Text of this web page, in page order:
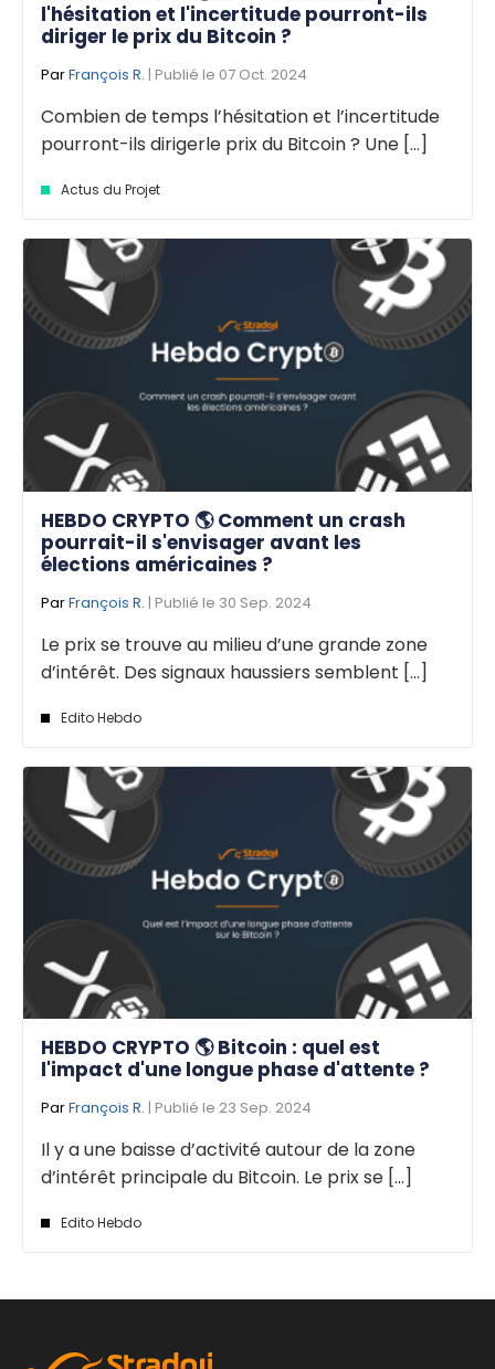
l'hésitation et l'incertitude pourront-ils
diriger le prix du Bitcoin ?
ParFrançois R. | Publié le 07 Oct. 2024
Combien de temps l’hésitation et l’incertitude
pourront-ils dirigerle prix du Bitcoin ? Une [...]
Actus du Projet
HEBDO CRYPTO 🌎 Comment un crash
pourrait-il s'envisager avant les
élections américaines ?
ParFrançois R. | Publié le 30 Sep. 2024
Le prix se trouve au milieu d’une grande zone
d’intérêt. Des signaux haussiers semblent [...]
Edito Hebdo
HEBDO CRYPTO 🌎 Bitcoin : quel est
l'impact d'une longue phase d'attente ?
ParFrançois R. | Publié le 23 Sep. 2024
Il y a une baisse d’activité autour de la zone
d’intérêt principale du Bitcoin. Le prix se [...]
Edito Hebdo